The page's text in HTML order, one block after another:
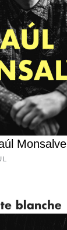
Monsalve